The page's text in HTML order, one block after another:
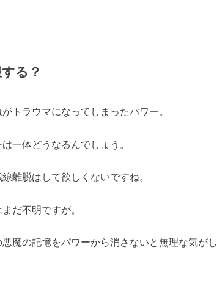
る？
トラウマになってしまったパワー。
一体どうなるんでしょう。
離脱はして欲しくないですね。
だ不明ですが。
魔の記憶をパワーから消さないと無理な気がし